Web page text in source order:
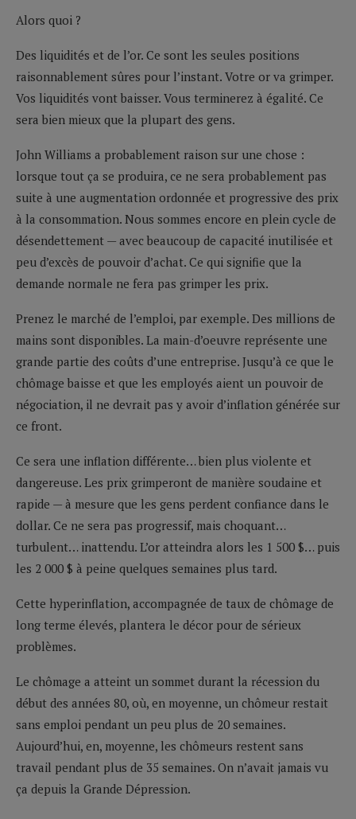
Alors quoi ?
Des liquidités et de l’or. Ce sont les seules positions
raisonnablement sûres pour l’instant. Votre or va grimper.
Vos liquidités vont baisser. Vous terminerez à égalité. Ce
sera bien mieux que la plupart des gens.
John Williams a probablement raison sur une chose :
lorsque tout ça se produira, ce ne sera probablement pas
suite à une augmentation ordonnée et progressive des prix
à la consommation. Nous sommes encore en plein cycle de
désendettement — avec beaucoup de capacité inutilisée et
peu d’excès de pouvoir d’achat. Ce qui signifie que la
demande normale ne fera pas grimper les prix.
Prenez le marché de l’emploi, par exemple. Des millions de
mains sont disponibles. La main-d’oeuvre représente une
grande partie des coûts d’une entreprise. Jusqu’à ce que le
chômage baisse et que les employés aient un pouvoir de
négociation, il ne devrait pas y avoir d’inflation générée sur
ce front.
Ce sera une inflation différente… bien plus violente et
dangereuse. Les prix grimperont de manière soudaine et
rapide — à mesure que les gens perdent confiance dans le
dollar. Ce ne sera pas progressif, mais choquant…
turbulent… inattendu. L’or atteindra alors les 1 500 $… puis
les 2 000 $ à peine quelques semaines plus tard.
Cette hyperinflation, accompagnée de taux de chômage de
long terme élevés, plantera le décor pour de sérieux
problèmes.
Le chômage a atteint un sommet durant la récession du
début des années 80, où, en moyenne, un chômeur restait
sans emploi pendant un peu plus de 20 semaines.
Aujourd’hui, en, moyenne, les chômeurs restent sans
travail pendant plus de 35 semaines. On n’avait jamais vu
ça depuis la Grande Dépression.